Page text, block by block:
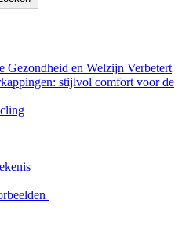
Gezondheid en Welzijn Verbetert
stijlvol comfort voor de